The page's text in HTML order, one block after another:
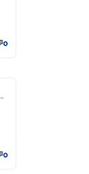
0
…
0